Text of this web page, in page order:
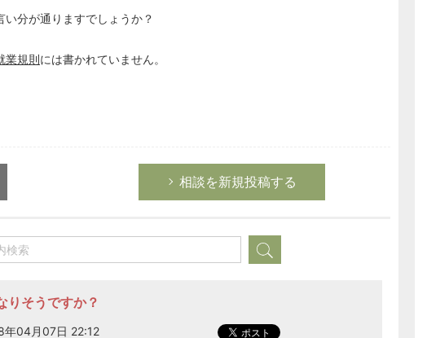
分が通りますでしょうか？
業規則には書かれていません。
相談を新規投稿する
りそうですか？
年04月07日 22:12